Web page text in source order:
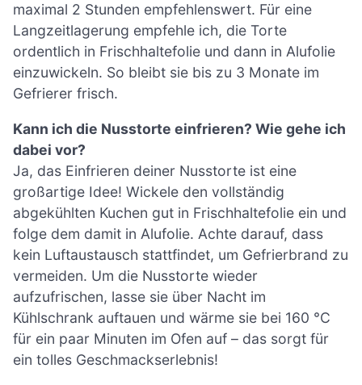
maximal 2 Stunden empfehlenswert. Für eine
Langzeitlagerung empfehle ich, die Torte
ordentlich in Frischhaltefolie und dann in Alufolie
einzuwickeln. So bleibt sie bis zu 3 Monate im
Gefrierer frisch.
Kann ich die Nusstorte einfrieren? Wie gehe ich
dabei vor?
Ja, das Einfrieren deiner Nusstorte ist eine
großartige Idee! Wickele den vollständig
abgekühlten Kuchen gut in Frischhaltefolie ein und
folge dem damit in Alufolie. Achte darauf, dass
kein Luftaustausch stattfindet, um Gefrierbrand zu
vermeiden. Um die Nusstorte wieder
aufzufrischen, lasse sie über Nacht im
Kühlschrank auftauen und wärme sie bei 160 °C
für ein paar Minuten im Ofen auf – das sorgt für
ein tolles Geschmackserlebnis!